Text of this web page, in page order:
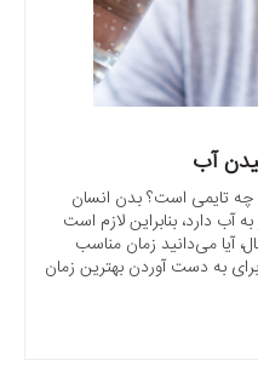
آب
تایمی است؟ بدن انسان
دارد، بنابراین لازم است
آیا می‌دانید زمان مناسب
به دست آوردن بهترین زمان